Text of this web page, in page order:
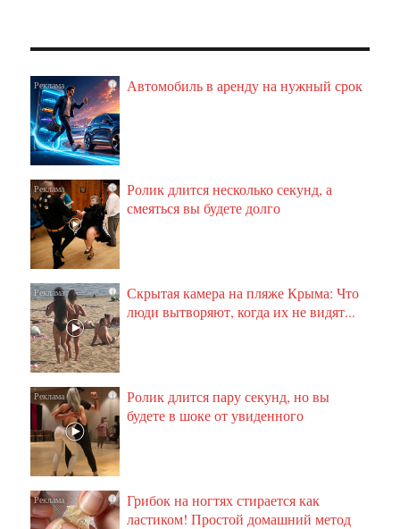
i Автомобиль в аренду на нужный срок
i
Ролик длится несколько секунд, а
смеяться вы будете долго
i
Скрытая камера на пляже Крыма: Что
люди вытворяют, когда их не видят...
i
Ролик длится пару секунд, но вы
будете в шоке от увиденного
i
Грибок на ногтях стирается как
ластиком! Простой домашний метод